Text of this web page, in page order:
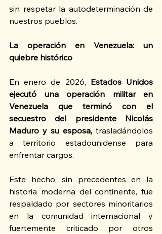
sin respetar la autodeterminación de
nuestros pueblos.
La operación en Venezuela: un
quiebre histórico
En enero de 2026, Estados Unidos
ejecutó una operación militar en
Venezuela que terminó con el
secuestro del presidente Nicolás
Maduro y su esposa, trasladándolos
a territorio estadounidense para
enfrentar cargos.
Este hecho, sin precedentes en la
historia moderna del continente, fue
respaldado por sectores minoritarios
en la comunidad internacional y
fuertemente criticado por otros